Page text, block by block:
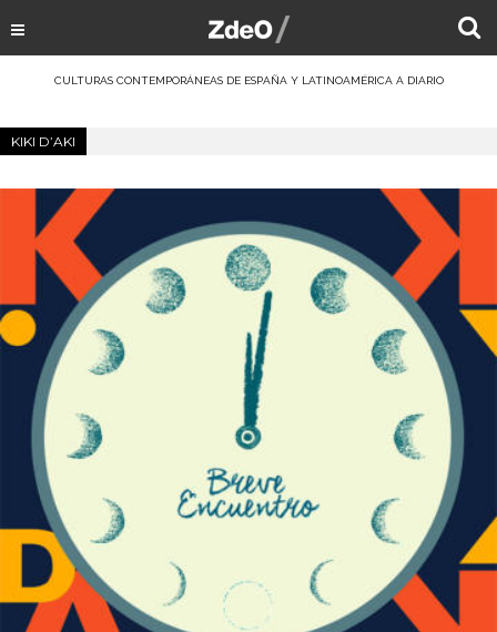
CULTURAS CONTEMPORÁNEAS DE ESPAÑA Y LATINOAMÉRICA A DIARIO
KIKI D’AKI